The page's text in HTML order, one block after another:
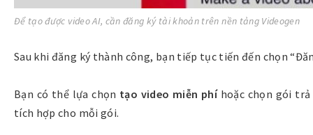
Để tạo được video AI, cần đăng ký tài khoản trên nền tảng Videogen
Sau khi đăng ký thành công, bạn tiếp tục tiến đến chọn “
Bạn có thể lựa chọn tạo video miễn phíhoặc chọn gói trả
tích hợp cho mỗi gói.